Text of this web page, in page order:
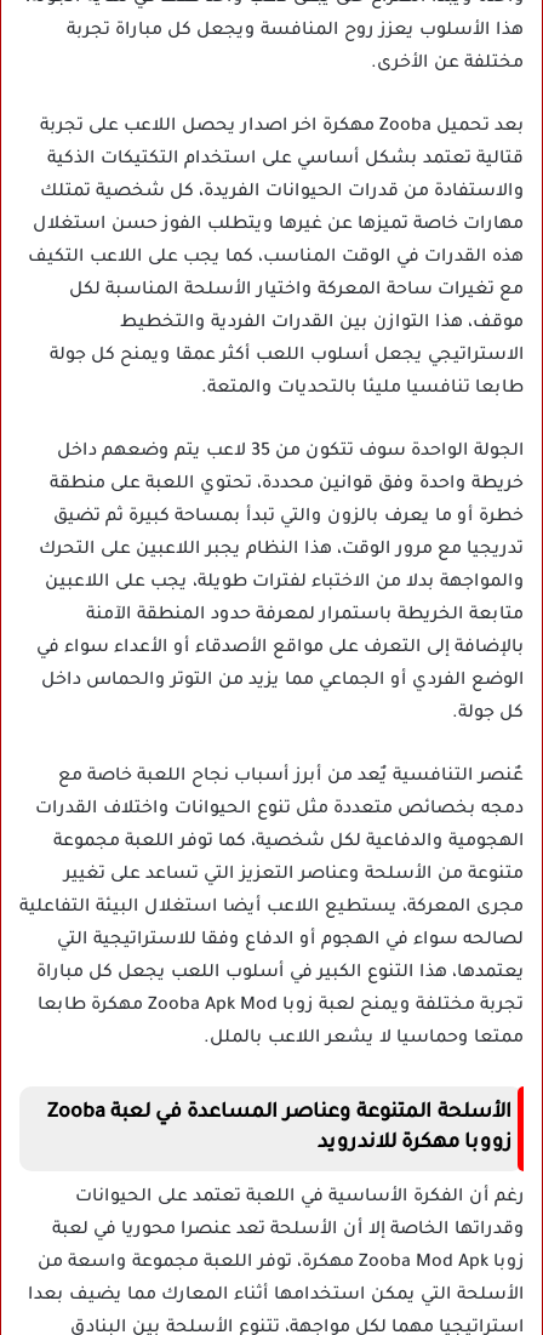
هذا الأسلوب يعزز روح المنافسة ويجعل كل مباراة تجربة
مختلفة عن الأخرى.
بعد تحميل Zooba مهكرة اخر اصدار يحصل اللاعب على تجربة
قتالية تعتمد بشكل أساسي على استخدام التكتيكات الذكية
والاستفادة من قدرات الحيوانات الفريدة، كل شخصية تمتلك
مهارات خاصة تميزها عن غيرها ويتطلب الفوز حسن استغلال
هذه القدرات في الوقت المناسب، كما يجب على اللاعب التكيف
مع تغيرات ساحة المعركة واختيار الأسلحة المناسبة لكل
موقف، هذا التوازن بين القدرات الفردية والتخطيط
الاستراتيجي يجعل أسلوب اللعب أكثر عمقا ويمنح كل جولة
طابعا تنافسيا مليئا بالتحديات والمتعة.
الجولة الواحدة سوف تتكون من 35 لاعب يتم وضعهم داخل
خريطة واحدة وفق قوانين محددة، تحتوي اللعبة على منطقة
خطرة أو ما يعرف بالزون والتي تبدأ بمساحة كبيرة ثم تضيق
تدريجيا مع مرور الوقت، هذا النظام يجبر اللاعبين على التحرك
والمواجهة بدلا من الاختباء لفترات طويلة، يجب على اللاعبين
متابعة الخريطة باستمرار لمعرفة حدود المنطقة الآمنة
بالإضافة إلى التعرف على مواقع الأصدقاء أو الأعداء سواء في
الوضع الفردي أو الجماعي مما يزيد من التوتر والحماس داخل
كل جولة.
عٌنصر التنافسية يٌعد من أبرز أسباب نجاح اللعبة خاصة مع
دمجه بخصائص متعددة مثل تنوع الحيوانات واختلاف القدرات
الهجومية والدفاعية لكل شخصية، كما توفر اللعبة مجموعة
متنوعة من الأسلحة وعناصر التعزيز التي تساعد على تغيير
مجرى المعركة، يستطيع اللاعب أيضا استغلال البيئة التفاعلية
لصالحه سواء في الهجوم أو الدفاع وفقا للاستراتيجية التي
يعتمدها، هذا التنوع الكبير في أسلوب اللعب يجعل كل مباراة
تجربة مختلفة ويمنح لعبة زوبا Zooba Apk Mod مهكرة طابعا
ممتعا وحماسيا لا يشعر اللاعب بالملل.
الأسلحة المتنوعة وعناصر المساعدة في لعبة Zooba
زووبا مهكرة للاندرويد
رغم أن الفكرة الأساسية في اللعبة تعتمد على الحيوانات
وقدراتها الخاصة إلا أن الأسلحة تعد عنصرا محوريا في لعبة
زوبا Zooba Mod Apk مهكرة، توفر اللعبة مجموعة واسعة من
الأسلحة التي يمكن استخدامها أثناء المعارك مما يضيف بعدا
استراتيجيا مهما لكل مواجهة، تتنوع الأسلحة بين البنادق